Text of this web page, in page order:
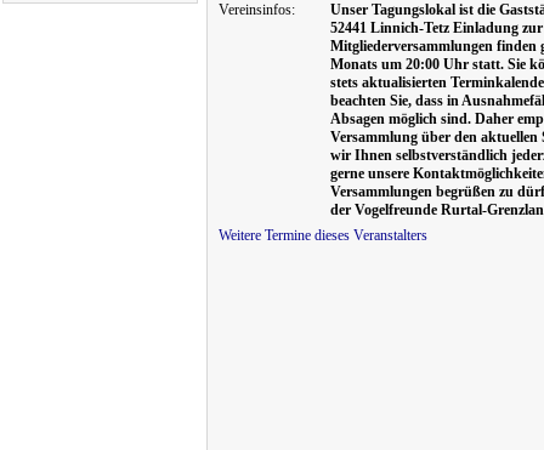
Vereinsinfos:
Unser Tagungslokal ist die
52441 Linnich-Tetz Einladung
Mitgliederversammlungen finden
Monats um 20:00 Uhr statt. Sie
stets aktualisierten
beachten Sie, dass in
Absagen möglich sind. Daher
Versammlung über den aktuellen
wir Ihnen selbstverständlich
gerne unsere
Versammlungen begrüßen zu
der Vogelfreunde Rurtal-
Weitere Termine dieses Veranstalters